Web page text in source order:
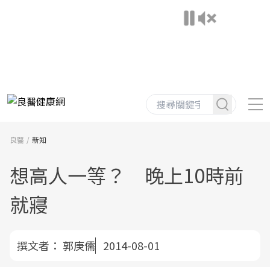
良醫 新知
想高人一等？ 晚上10時前
就寢
撰文者： 郭庚儒 2014-08-01